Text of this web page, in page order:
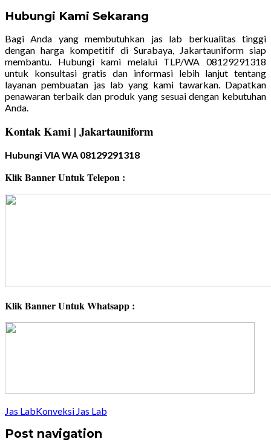
Hubungi Kami Sekarang
Bagi Anda yang membutuhkan jas lab berkualitas tinggi
dengan harga kompetitif di Surabaya, Jakartauniform siap
membantu. Hubungi kami melalui TLP/WA 08129291318
untuk konsultasi gratis dan informasi lebih lanjut tentang
layanan pembuatan jas lab yang kami tawarkan. Dapatkan
penawaran terbaik dan produk yang sesuai dengan kebutuhan
Anda.
Kontak Kami | Jakartauniform
Hubungi VIA WA 08129291318
Klik Banner Untuk Telepon :
Klik Banner Untuk Whatsapp :
Jas LabKonveksi Jas Lab
Post navigation